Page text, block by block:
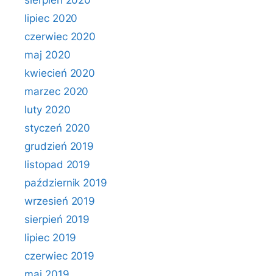
lipiec 2020
czerwiec 2020
maj 2020
kwiecień 2020
marzec 2020
luty 2020
styczeń 2020
grudzień 2019
listopad 2019
październik 2019
wrzesień 2019
sierpień 2019
lipiec 2019
czerwiec 2019